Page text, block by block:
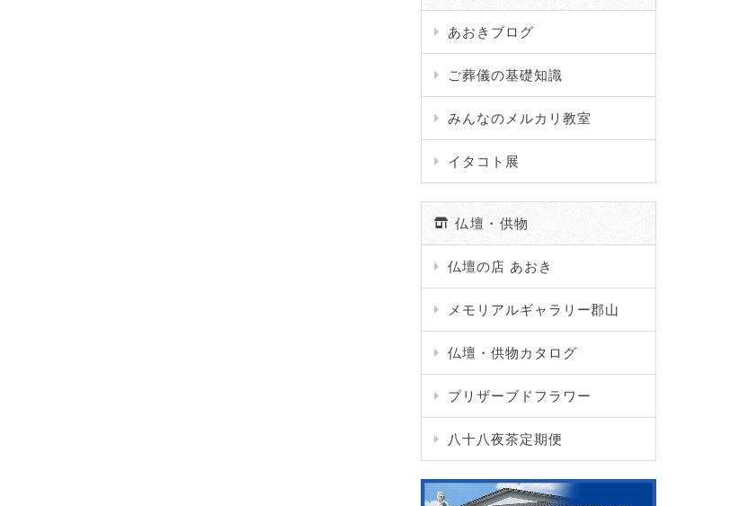
あおきブログ
ご葬儀の基礎知識
みんなのメルカリ教室
イタコト展
仏壇・供物
仏壇の店 あおき
メモリアルギャラリー郡山
仏壇・供物カタログ
プリザーブドフラワー
八十八夜茶定期便